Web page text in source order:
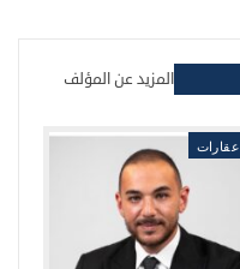
المزيد عن المؤلف
عقارات